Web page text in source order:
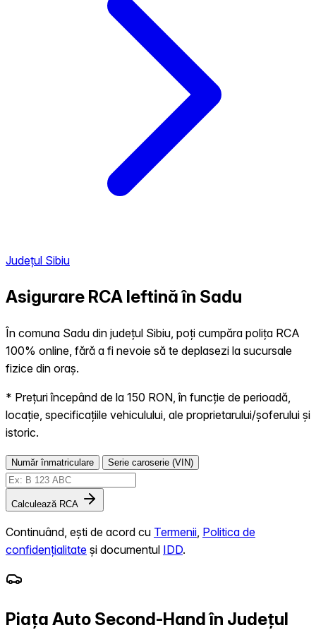
Județul Sibiu
Asigurare RCA Ieftină în Sadu
În comuna Sadu din județul Sibiu, poți cumpăra polița RCA
100% online, fără a fi nevoie să te deplasezi la sucursale
fizice din oraș.
* Prețuri începând de la 150 RON, în funcție de perioadă,
locație, specificațiile vehiculului, ale proprietarului/șoferului și
istoric.
Număr înmatriculare Serie caroserie (VIN)
Calculează RCA
Continuând, ești de acord cu Termenii Politica de
confidențialitate și documentul IDD.
Piața Auto Second-Hand în Județul